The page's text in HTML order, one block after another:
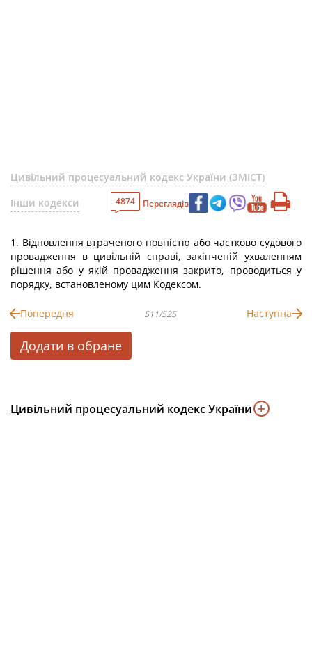
Цивільний процесуальний кодекс України (ЗМІСТ)
Інши кодекси
4874 Переглядів
1. Відновлення втраченого повністю або частково судового
провадження в цивільній справі, закінченій ухваленням
рішення або у якій провадження закрито, проводиться у
порядку, встановленому цим Кодексом.
Попередня 511/525 Наступна
Додати в обране
Цивільний процесуальний кодекс України